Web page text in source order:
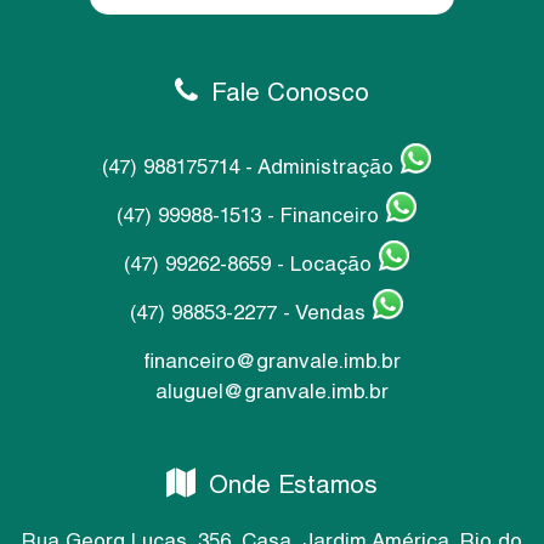
Fale Conosco
(47) 988175714 - Administração
(47) 99988-1513 - Financeiro
(47) 99262-8659 - Locação
(47) 98853-2277 - Vendas
financeiro@granvale.imb.br
aluguel@granvale.imb.br
Onde Estamos